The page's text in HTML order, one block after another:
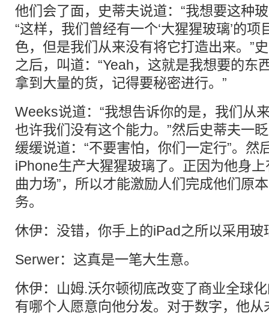
他们会了面，史蒂夫说道：“我想要这种
“这样，我们曾经有一个‘大猩猩玻璃’的
色，但是我们从来没有将它打造出来。”
之后，叫道：“Yeah，这就是我想要的东
拿到大量的货，记得要秘密进行。”
Weeks说道：“我想告诉你的是，我们从
也许我们没有这个能力。”然后史蒂夫一
缓缓说道：“不要害怕，你们一定行”。然
iPhone生产大猩猩玻璃了。正因为他身
曲力场”，所以才能激励人们完成他们原
务。
休伊：没错，你手上的iPad之所以采用
Serwer：这真是一笔大生意。
休伊：山姆.沃尔顿彻底改变了商业全球
有哪个人愿意向他分发。对于数字，他